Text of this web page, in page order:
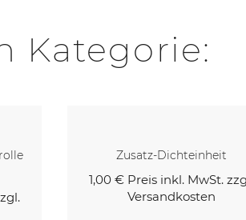
Kategorie:
Gurtleitrolle Einschub-
Schraubleitrolle Mini
Preis inkl. MwSt. zzgl.